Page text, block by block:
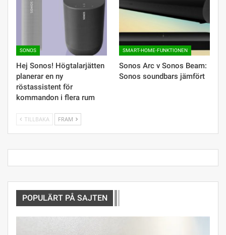
SONOS
Hej Sonos! Högtalarjätten
planerar en ny
röstassistent för
kommandon i flera rum
SMART-HOME-FUNKTIONEN
Sonos Arc v Sonos Beam:
Sonos soundbars jämfört
TILLBAKA FRAM
POPULÄRT PÅ SAJTEN